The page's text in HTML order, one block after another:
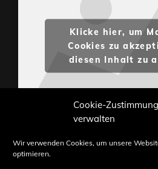
Cookie-Zustimmung
verwalten
Wir verwenden Cookies, um unsere
optimieren.
Klicke hier, um
Cookies zu
diesen Inhalt zu